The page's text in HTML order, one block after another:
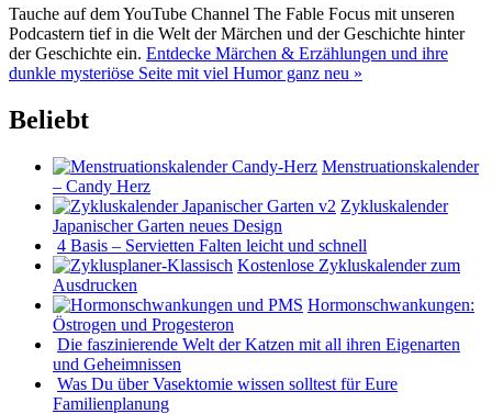
Tauche auf dem YouTube Channel The Fable Focus mit unseren
Podcastern tief in die Welt der Märchen und der Geschichte hinter
der Geschichte ein. Entdecke Märchen & Erzählungen und ihre
dunkle mysteriöse Seite mit viel Humor ganz neu »
Beliebt
Menstruationskalender
– Candy Herz
Zykluskalender
Japanischer Garten neues Design
4 Basis – Servietten Falten leicht und schnell
Kostenlose Zykluskalender zum
Ausdrucken
Hormonschwankungen:
Östrogen und Progesteron
Die faszinierende Welt der Katzen mit all ihren Eigenarten
und Geheimnissen
Was Du über Vasektomie wissen solltest für Eure
Familienplanung